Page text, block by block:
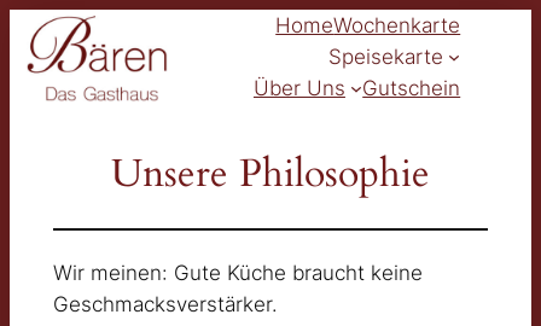
Zum
Inhalt
springen
HomeWochenkarte
Speisekarte
Über Uns
Gutschein
Unsere Philosophie
Wir meinen: Gute Küche braucht keine
Geschmacksverstärker.